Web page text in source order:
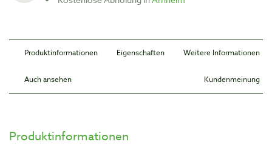
Produktinformationen Eigenschaften Weitere Informationen
Auch ansehen Kundenmeinung
Produktinformationen